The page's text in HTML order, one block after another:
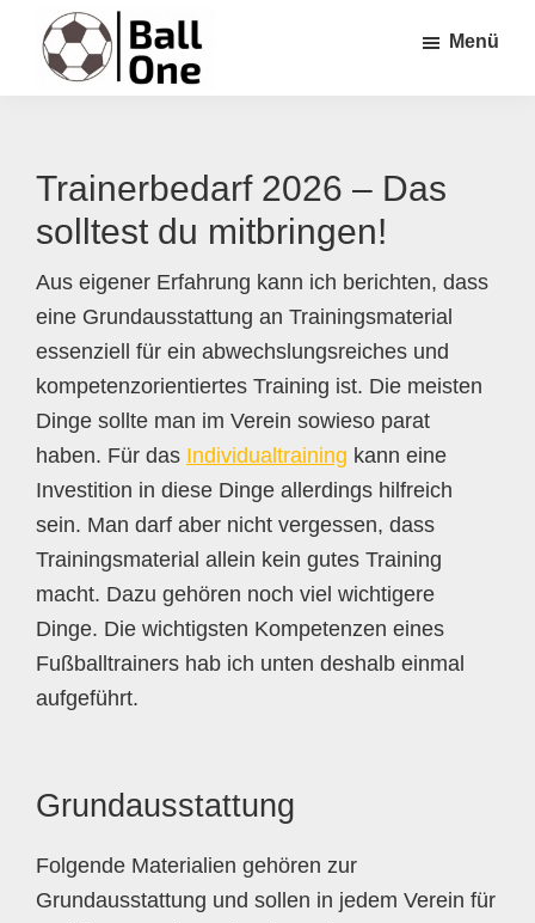
Inhalt
springen
Seitenspalte
springen
Fußzeile
springen
Menü
Trainerbedarf 2026 – Das
solltest du mitbringen!
Aus eigener Erfahrung kann ich berichten, dass
eine Grundausstattung an Trainingsmaterial
essenziell für ein abwechslungsreiches und
kompetenzorientiertes Training ist. Die meisten
Dinge sollte man im Verein sowieso parat
haben. Für das Individualtraining kann eine
Investition in diese Dinge allerdings hilfreich
sein. Man darf aber nicht vergessen, dass
Trainingsmaterial allein kein gutes Training
macht. Dazu gehören noch viel wichtigere
Dinge. Die wichtigsten Kompetenzen eines
Fußballtrainers hab ich unten deshalb einmal
aufgeführt.
Grundausstattung
Folgende Materialien gehören zur
Grundausstattung und sollen in jedem Verein für